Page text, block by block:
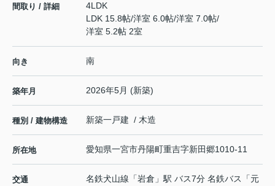
間取り / 詳細
4LDK
LDK 15.8帖/洋室 6.0帖/洋室 7.0帖/
洋室 5.2帖 2室
向き 南
築年月 2026年5月 (新築)
種別 / 建物構造 新築一戸建 / 木造
所在地 愛知県一宮市丹陽町重吉字新田郷1010-11
交通 名鉄犬山線 「岩倉 」駅 バス7分 名鉄バス「元